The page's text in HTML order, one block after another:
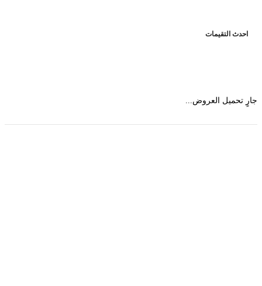
التقيمات
تحميل العروض...